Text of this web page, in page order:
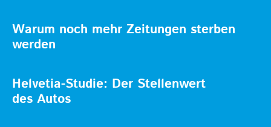
Warum noch mehr Zeitungen sterben
werden
Helvetia-Studie: Der Stellenwert
des Autos